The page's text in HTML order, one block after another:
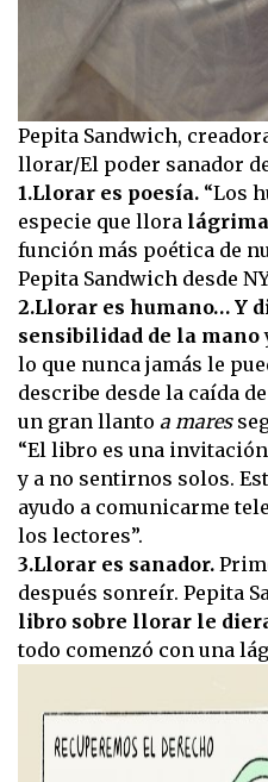
Pepita Sandwich,
llorar/El poder sanador
1.Llorar es poesía. “Los
especie que llora
función más poética de
Pepita Sandwich desde
2.Llorar es humano… Y
sensibilidad de la mano
lo que nunca jamás le
describe desde la caída
un gran llanto a mares
“El libro es una
y a no sentirnos solos.
ayudo a comunicarme
los lectores”.
3.Llorar es sanador.
después sonreír. Pepita
libro sobre llorar le
todo comenzó con una